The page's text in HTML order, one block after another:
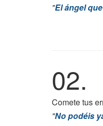
"El ángel
02.
Comete tus
"No podéis